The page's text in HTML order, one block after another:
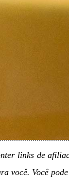
links de
você. Você